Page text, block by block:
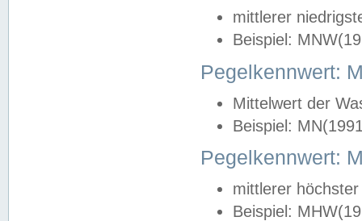
mittlerer
Beispiel:
Pegelkennwert:
Mittelwert der
Beispiel:
Pegelkennwert:
mittlerer
Beispiel: